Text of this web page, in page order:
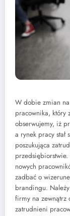
W dobie zmian
pracownika, który
obserwujemy, iż
a rynek pracy
poszukująca
nowych
zadbać o
brandingu.
firmy na zewnątrz
zatrudnieni